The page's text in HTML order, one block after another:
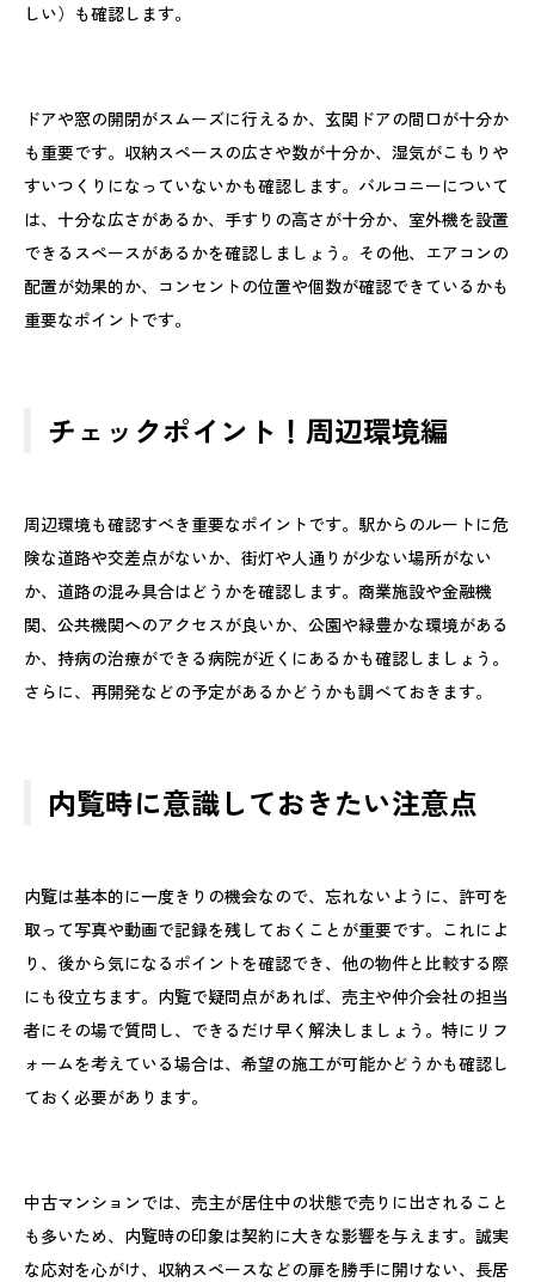
しい）も確認します。
ドアや窓の開閉がスムーズに行えるか、玄関ドアの間口が十分か
も重要です。収納スペースの広さや数が十分か、湿気がこもりや
すいつくりになっていないかも確認します。バルコニーについて
は、十分な広さがあるか、手すりの高さが十分か、室外機を設置
できるスペースがあるかを確認しましょう。その他、エアコンの
配置が効果的か、コンセントの位置や個数が確認できているかも
重要なポイントです。
チェックポイント！周辺環境編
周辺環境も確認すべき重要なポイントです。駅からのルートに危
険な道路や交差点がないか、街灯や人通りが少ない場所がない
か、道路の混み具合はどうかを確認します。商業施設や金融機
関、公共機関へのアクセスが良いか、公園や緑豊かな環境がある
か、持病の治療ができる病院が近くにあるかも確認しましょう。
さらに、再開発などの予定があるかどうかも調べておきます。
内覧時に意識しておきたい注意点
内覧は基本的に一度きりの機会なので、忘れないように、許可を
取って写真や動画で記録を残しておくことが重要です。これによ
り、後から気になるポイントを確認でき、他の物件と比較する際
にも役立ちます。内覧で疑問点があれば、売主や仲介会社の担当
者にその場で質問し、できるだけ早く解決しましょう。特にリフ
ォームを考えている場合は、希望の施工が可能かどうかも確認し
ておく必要があります。
中古マンションでは、売主が居住中の状態で売りに出されること
も多いため、内覧時の印象は契約に大きな影響を与えます。誠実
な応対を心がけ、収納スペースなどの扉を勝手に開けない、長居